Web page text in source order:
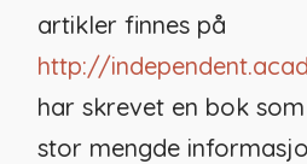
artikler finnes på
http://
har skrevet en bok
stor mengde